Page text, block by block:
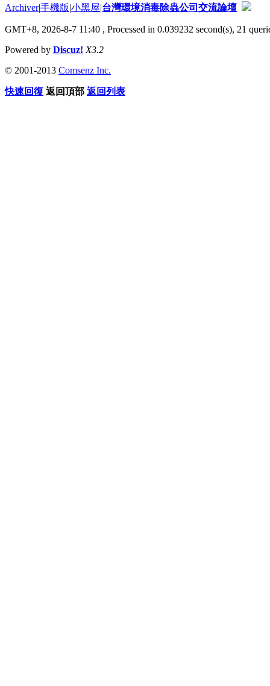
Archiver|手機版|小黑屋|台灣環境消毒除蟲公司交流論壇
GMT+8, 2026-8-7 11:40 , Processed in 0.039232 second(s), 21
Powered by Discuz! X3.2
© 2001-2013 Comsenz Inc.
快速回復 返回頂部 返回列表